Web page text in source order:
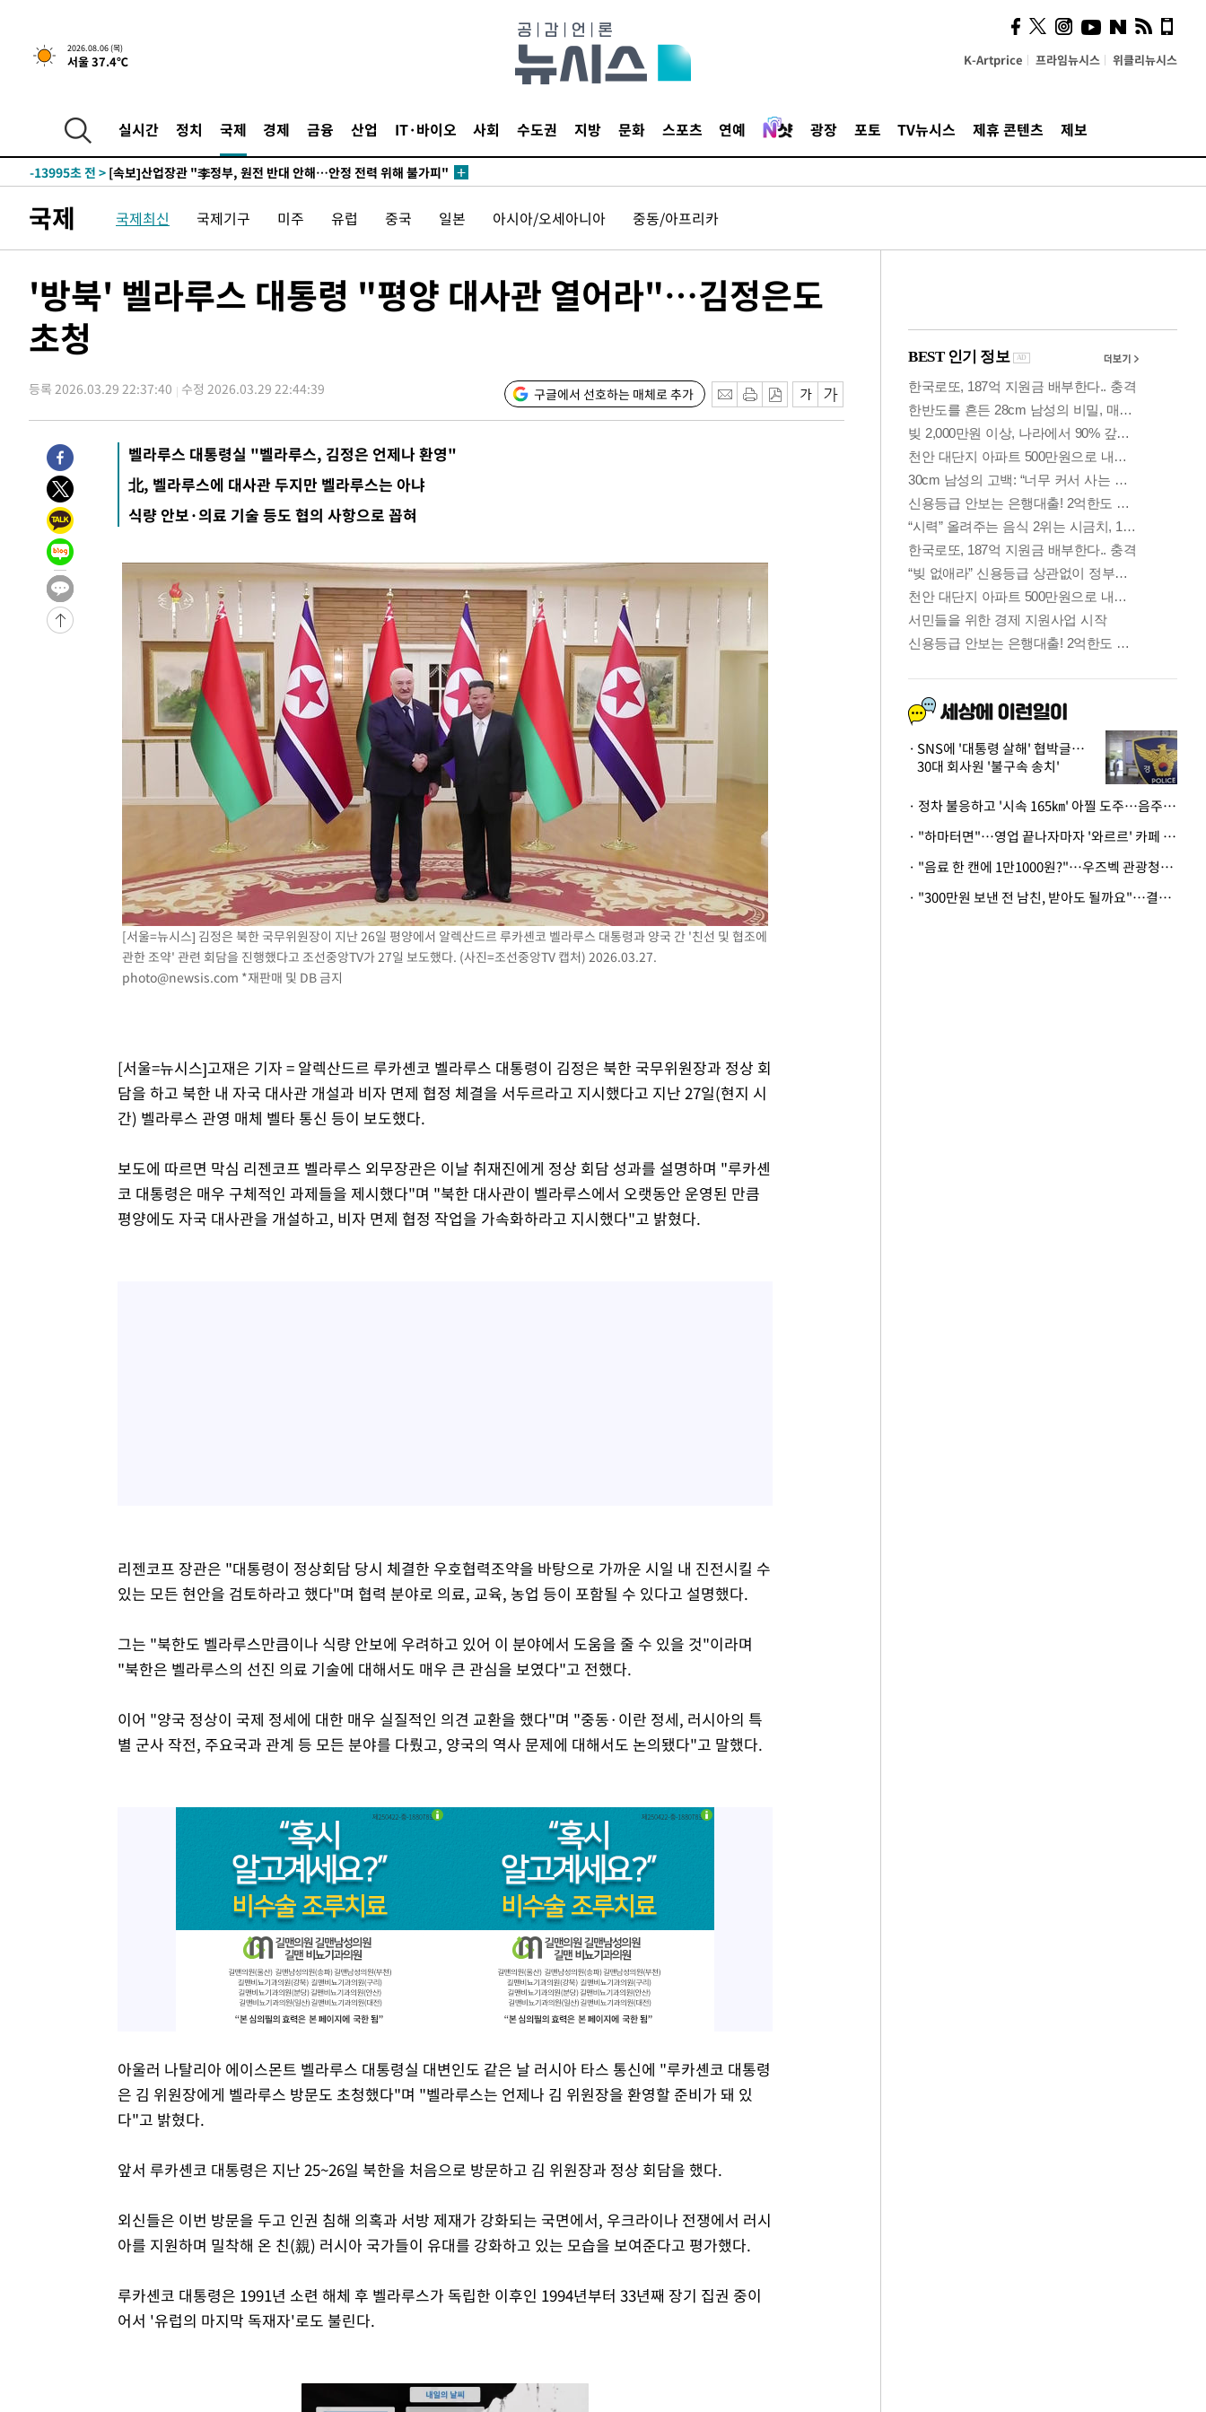
2026.08.06 (목)
서울 37.4℃ K-Artprice 프라임뉴시스 위클리뉴시스
실시간 정치 국제 경제 금융 산업 IT·바이오 사회 수도권 지방 문화 스포츠 연예 광장 포토 TV뉴시스 제휴 콘텐츠 제보
-28214초 전 >"여기 떨어졌다"…다누리, 스페이스X 로켓 달 충돌 흔적 포착
-25259초 전 > 손흥민, 5경기 연속골 실패…LAFC는 승부차기 끝 과달라하라 격파
-17497초 전 >
트럼프, 한국계 진보 주지사 후보 맹공…"공산주의가 최대 위협"
-17475초 전 >
-13995초 전 > [속보]산업장관 "李정부, 원전 반대 안해…안정 전력 위해 불가피"
색
-12079초 전 >
[속보]산업장관 "美무역법 제301조 과잉생산 결과 발표 8월 중 예
-11872초 전 >[속보]코스피 매도사이드카 발동…4%대 급락
-8705초 전 >서울 열대야 15일째 지속…비공식 '초열대야' 30도 넘어
-7272초 전 >
-7255초 전 >
-3653초 전 >서울 낮 39도 '폭염중대경보'…40도 관측 가능성도
-1015초 전 >미 워싱턴주 스포캔 시의 통제불능 3개 산불, 방화선 일부 구축
1시간 전 >
[속보] 호르무즈 해협 이란-오만 협상 기대속 뉴욕증시 혼조 마감 다우
0.49%↑
-30840초 전 >
[속보]코스닥, 800p 회복…0.26% 오른 801.67 마감
-30770초 전 >
[속보]코스피, 301.88포인트(4.58%) 내린 6296.38 마감
-30635초 전 >
[속보]원·달러 환율, 0.7원 내린 1423.8원 마감
-28234초 전 >
-25279초 전 >
손흥민, 5경기 연속골 실패…LAFC는 승부차기 끝 과달라하라 격파
-17880초 전 >
내일까지 39도 '펄펄'…기상청 "태풍 지나며 폭염 잠시 꺾인다"
-17517초 전 >
트럼프, 한국계 진보 주지사 후보 맹공…"공산주의가 최대 위협"
"美간섭에 합의 지연"…트럼프, '이란 호르무즈 통제권' 수용할까
[속보]산업장관 "李정부, 원전 반대 안해…안정 전력 위해 불가피"
[속보]경찰, '홍명보 선임 논란' 대한축구협회·축구회관 등 압수수
[속보]산업장관 "美무역법 제301조 과잉생산 결과 발표 8월 중 예
[속보]코스피 매도사이드카 발동…4%대 급락
[속보]전남광주 초대 시민추천 부시장에 백승주·윤난실
서울 열대야 15일째 지속…비공식 '초열대야' 30도 넘어
[속보]코스닥, 2.15포인트(0.27%) 내린 797.44 출발
[속보]코스피, 119.51포인트(1.81%) 내린 6478.75 개장
6월 경상수지 497.3억 달러…두 달 연속 사상 최대
서울 낮 39도 '폭염중대경보'…40도 관측 가능성도
미 워싱턴주 스포캔 시의 통제불능 3개 산불, 방화선 일부 구축
[속보] 호르무즈 해협 이란-오만 협상 기대속 뉴욕증시 혼조 마감 다우
국제 국제최신 국제기구 미주 유럽 중국 일본 아시아/오세아니아 중동/아프리카
'방북' 벨라루스 대통령 "평양 대사관 열어라"…김정은도
초청
등록 2026.03.29 22:37:40 수정 2026.03.29 22:44:39 구글에서 선호하는 매체로 추가
벨라루스 대통령실 "벨라루스, 김정은 언제나 환영"
北, 벨라루스에 대사관 두지만 벨라루스는 아냐
식량 안보·의료 기술 등도 협의 사항으로 꼽혀
[서울=뉴시스] 김정은 북한 국무위원장이 지난 26일 평양에서 알렉산드르 루카셴코 벨라루스 대통령과 양국 간 '친선 및 협조에
관한 조약' 관련 회담을 진행했다고 조선중앙TV가 27일 보도했다. (사진=조선중앙TV 캡처) 2026.03.27.
photo@newsis.com *재판매 및 DB 금지
[서울=뉴시스]고재은 기자 = 알렉산드르 루카셴코 벨라루스 대통령이 김정은 북한 국무위원장과 정상 회
담을 하고 북한 내 자국 대사관 개설과 비자 면제 협정 체결을 서두르라고 지시했다고 지난 27일(현지 시
간) 벨라루스 관영 매체 벨타 통신 등이 보도했다.
보도에 따르면 막심 리젠코프 벨라루스 외무장관은 이날 취재진에게 정상 회담 성과를 설명하며 "루카셴
코 대통령은 매우 구체적인 과제들을 제시했다"며 "북한 대사관이 벨라루스에서 오랫동안 운영된 만큼
평양에도 자국 대사관을 개설하고, 비자 면제 협정 작업을 가속화하라고 지시했다"고 밝혔다.
리젠코프 장관은 "대통령이 정상회담 당시 체결한 우호협력조약을 바탕으로 가까운 시일 내 진전시킬 수
있는 모든 현안을 검토하라고 했다"며 협력 분야로 의료, 교육, 농업 등이 포함될 수 있다고 설명했다.
그는 "북한도 벨라루스만큼이나 식량 안보에 우려하고 있어 이 분야에서 도움을 줄 수 있을 것"이라며
"북한은 벨라루스의 선진 의료 기술에 대해서도 매우 큰 관심을 보였다"고 전했다.
이어 "양국 정상이 국제 정세에 대한 매우 실질적인 의견 교환을 했다"며 "중동·이란 정세, 러시아의 특
별 군사 작전, 주요국과 관계 등 모든 분야를 다뤘고, 양국의 역사 문제에 대해서도 논의됐다"고 말했다.
아울러 나탈리아 에이스몬트 벨라루스 대통령실 대변인도 같은 날 러시아 타스 통신에 "루카셴코 대통령
은 김 위원장에게 벨라루스 방문도 초청했다"며 "벨라루스는 언제나 김 위원장을 환영할 준비가 돼 있
다"고 밝혔다.
앞서 루카셴코 대통령은 지난 25~26일 북한을 처음으로 방문하고 김 위원장과 정상 회담을 했다.
외신들은 이번 방문을 두고 인권 침해 의혹과 서방 제재가 강화되는 국면에서, 우크라이나 전쟁에서 러시
아를 지원하며 밀착해 온 친(親) 러시아 국가들이 유대를 강화하고 있는 모습을 보여준다고 평가했다.
루카셴코 대통령은 1991년 소련 해체 후 벨라루스가 독립한 이후인 1994년부터 33년째 장기 집권 중이
어서 '유럽의 마지막 독재자'로도 불린다.
"5·8·9호선 출퇴근 혼잡,
정부 국비지원 필요"
SNS에 '대통령 살해' 협박글…
30대 회사원 '불구속 송치'
· 정차 불응하고 '시속 165㎞' 아찔 도주…음주운전자 체포
· "하마터면"…영업 끝나자마자 '와르르' 카페 테라스 덮친 대리석 외벽
· "음료 한 캔에 1만1000원?"…우즈벡 관광청까지 나섰다, 유튜버 폭로 후폭풍
· "300만원 보낸 전 남친, 받아도 될까요"…결혼 앞둔 예비신부의 뜻밖 고충